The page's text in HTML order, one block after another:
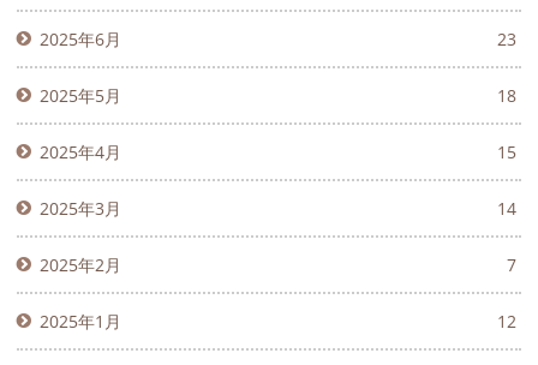
2025年6月 23
2025年5月 18
2025年4月 15
2025年3月 14
2025年2月 7
2025年1月 12